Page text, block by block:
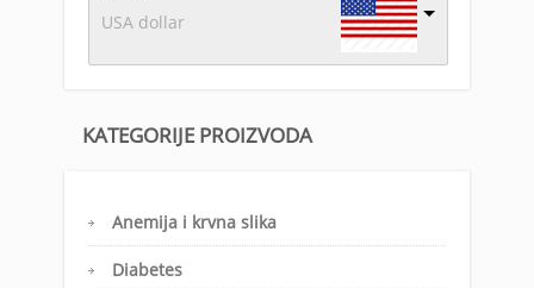
USA dollar
KATEGORIJE PROIZVODA
Anemija i krvna slika
Diabetes